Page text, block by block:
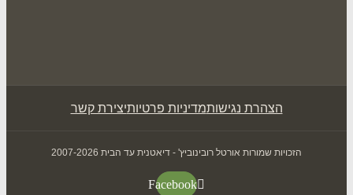
הצהרת נגישותמדיניות פרטיות יצירת קשר
הזכויות שמורות אורטל רובינוביץ' - דיאטנית עד הבית 2007-2026
Facebook